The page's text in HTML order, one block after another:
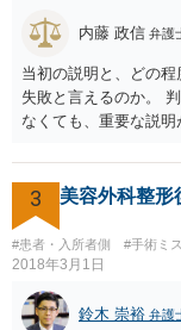
内藤 政信 弁護
当初の説明と、どの程
失敗と言えるのか。
なくても、重要な説
3 美容外科整形
#患者・入所者側 #手術ミ
2018年3月1日
鈴木 崇裕 弁護